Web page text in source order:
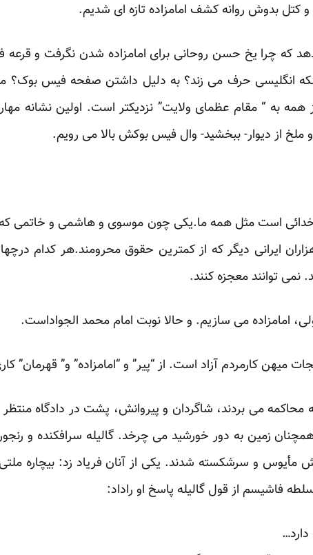
و کتل بدوش روانه کشف امامزاده تازه ای شدیم.
که چرا یخ حسن روحانی برای امامزاده شدن نگرفت و قرعه
انگلیسی حرف می زند؟ به دلیل داشتن صفحه فیس
از همه به “ مقام عظمای ولایت” نزدیکتر است. اولین نشانه
ملخ از دیوار- ببخشید- وال فیس بوکش بالا می رویم.
است مثل همه ما.یکی چون موسوی و هاشمی و خاتمی که
ایرانی دیگر که از کمترین حقوق محرومند.هر کدام
نمی توانند معجزه کنند.
امامزاده می سازیم. و حالا نوبت امام محمد الجواداست.
میهن کارمردم آزاد است. از “پیر” و “امامزاده” و” قهرمان”
به محاکمه می بردند، شاگردان و پیروانش، پشت در دادگاه
زمین به دور خورشید می چرخد. گالیله سرافکنده و
مأیوس و سرشکسته شدند. یکی از آنان فریاد زد: بیچاره
فاشیسم از قول گالیله پاسخ او راداد: